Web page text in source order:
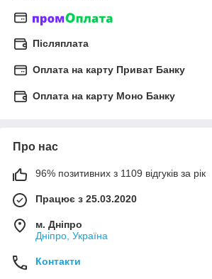
Післяплата
Оплата на карту Приват Банку
Оплата на карту Моно Банку
Про нас
96% позитивних з 1109 відгуків за рік
Працює з 25.03.2020
м. Дніпро
Дніпро, Україна
Контакти